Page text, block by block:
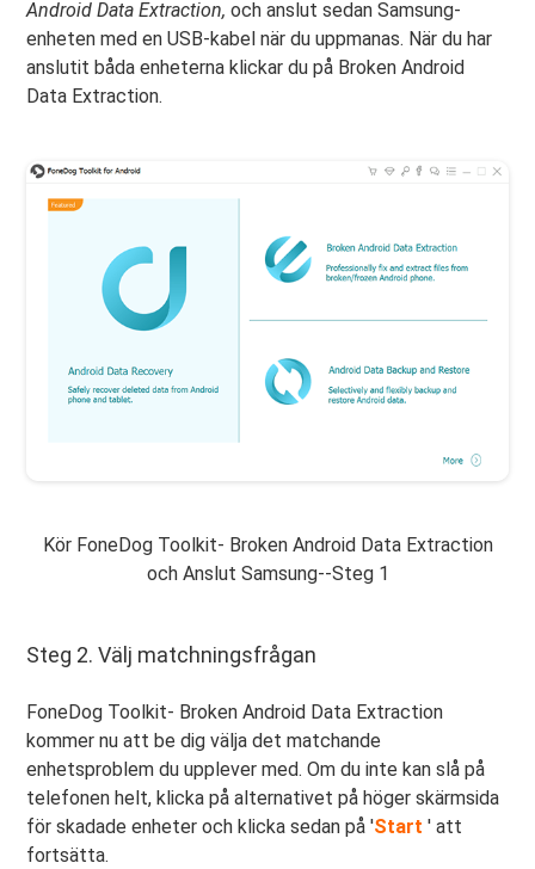
Android Data Extraction,och anslut sedan Samsung-
enheten med en USB-kabel när du uppmanas. När du har
anslutit båda enheterna klickar du på Broken Android
Data Extraction.
Kör FoneDog Toolkit- Broken Android Data Extraction
och Anslut Samsung--Steg 1
Steg 2. Välj matchningsfrågan
FoneDog Toolkit- Broken Android Data Extraction
kommer nu att be dig välja det matchande
enhetsproblem du upplever med. Om du inte kan slå på
telefonen helt, klicka på alternativet på höger skärmsida
för skadade enheter och klicka sedan på 'Start ' att
fortsätta.